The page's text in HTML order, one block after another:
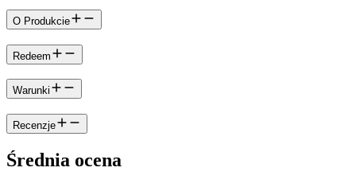
O Produkcie
Redeem
Warunki
Recenzje
Średnia ocena